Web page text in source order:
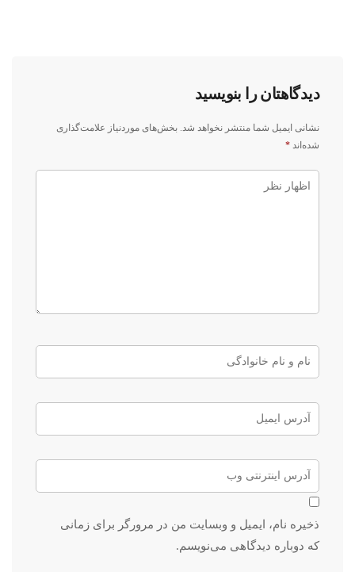
دیدگاهتان را بنویسید
نشانی ایمیل شما منتشر نخواهد شد. بخش‌های موردنیاز علامت‌گذاری
شده‌اند *
ذخیره نام، ایمیل و وبسایت من در مرورگر برای زمانی
که دوباره دیدگاهی می‌نویسم.